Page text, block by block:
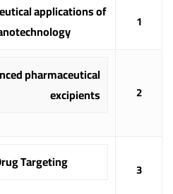
1
applications of
2
pharmaceutical
excipients
3
Targeting